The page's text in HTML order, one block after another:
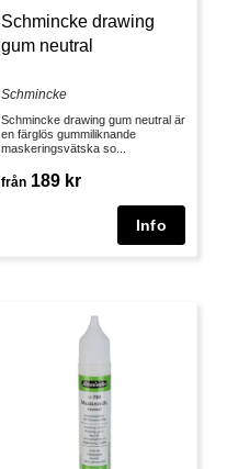
Schmincke drawing
gum neutral
Schmincke
Schmincke drawing gum neutral är
en färglös gummiliknande
maskeringsvätska so...
från 189 kr